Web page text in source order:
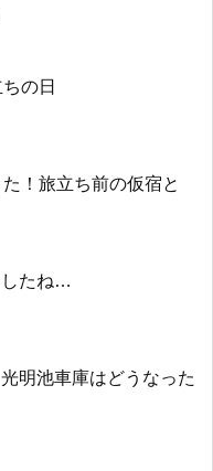
の日
！旅立ち前の仮宿と
たね…
明池車庫はどうなった